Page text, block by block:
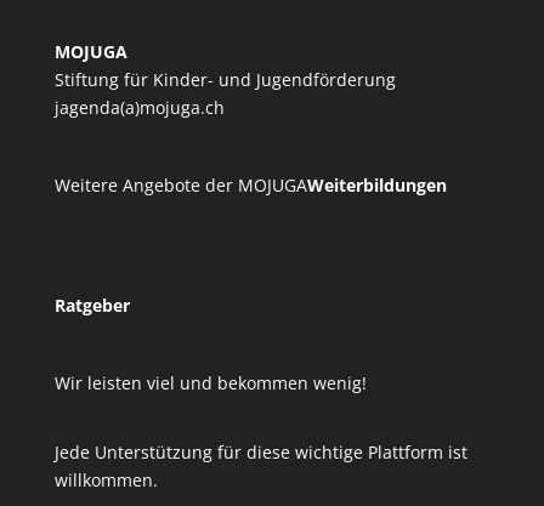
MOJUGA
Stiftung für Kinder- und Jugendförderung
jagenda(a)mojuga.ch
Weitere Angebote der MOJUGAWeiterbildungen
Ratgeber
Wir leisten viel und bekommen wenig!
Jede Unterstützung für diese wichtige Plattform ist
willkommen.